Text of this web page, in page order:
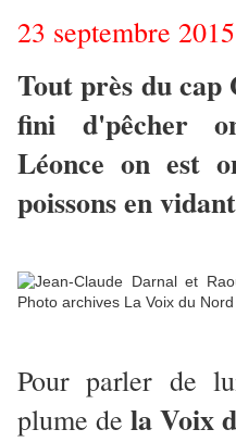
23 septembre 2015
Tout près du
fini d'pêcher
Léonce on est
poissons en
Pour parler de
plume de la Voix